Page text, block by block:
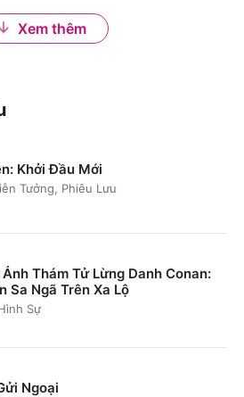
Xem thêm
Khởi Đầu Mới
Tưởng, Phiêu Lưu
Thám Tử Lừng Danh Conan:
Sa Ngã Trên Xa Lộ
Sự
Ngoại